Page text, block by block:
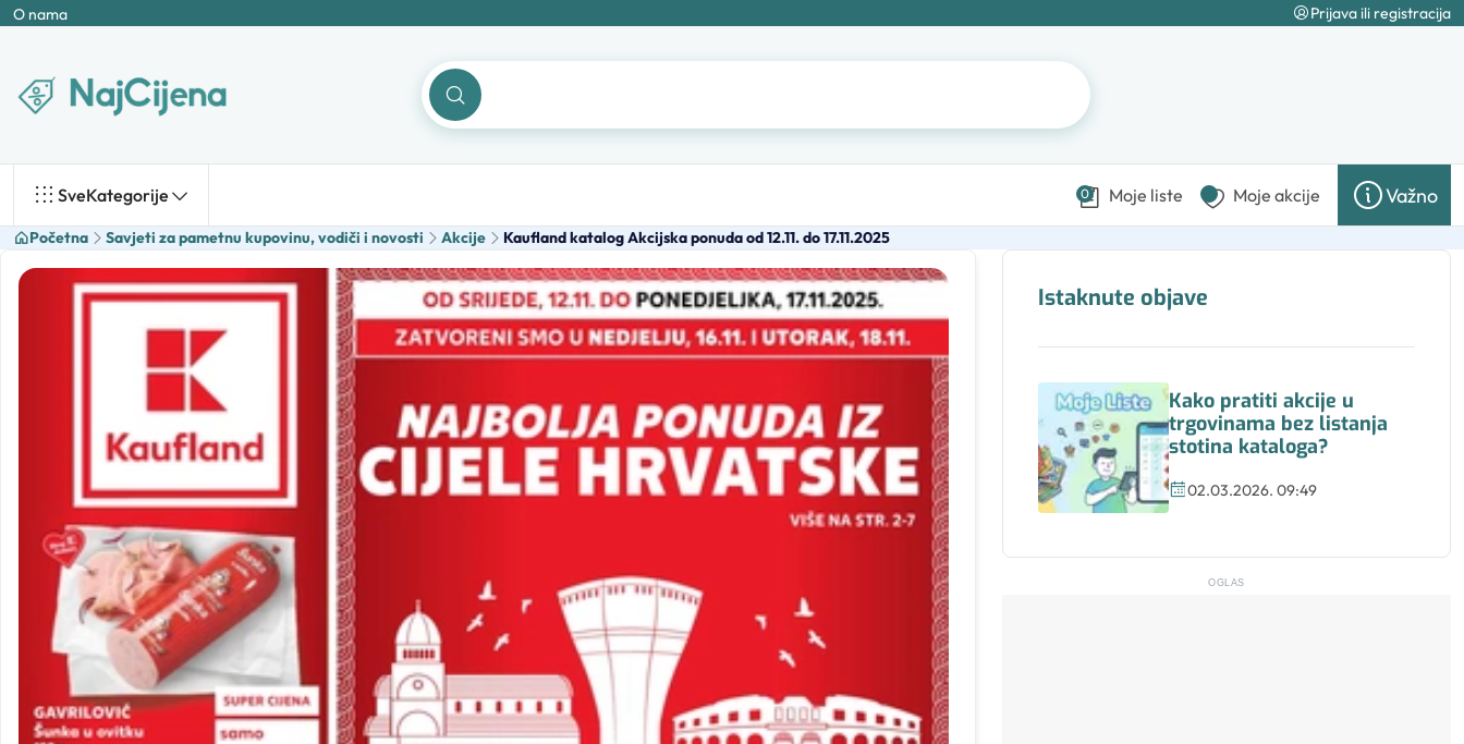
O nama Prijava ili registracija
SveKategorije 0 Moje liste Moje akcije Važno
Početna Savjeti za pametnu kupovinu, vodiči i novosti Akcije Kaufland katalog Akcijska ponuda od 12.11. do 17.11.2025
Istaknute objave
Kako pratiti akcije u
trgovinama bez listanja
stotina kataloga?
02.03.2026. 09:49
OGLAS